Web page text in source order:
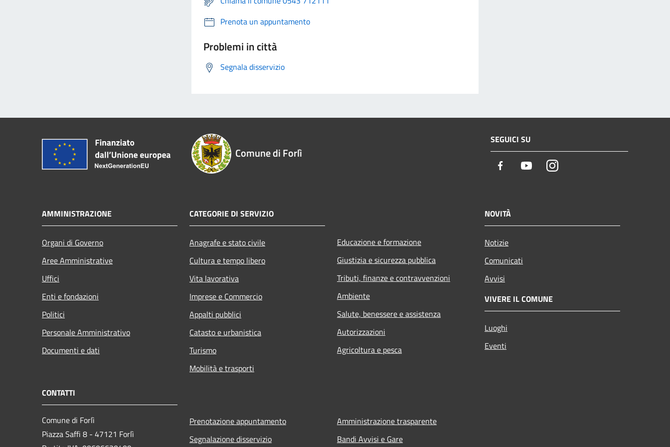
Prenota un appuntamento
Problemi in città
Segnala disservizio
Comune di Forlì
SEGUICI SU
Facebook YoutubeInstagram
AMMINISTRAZIONE
Organi di Governo
Aree Amministrative
Uffici
Enti e fondazioni
Politici
Personale Amministrativo
Documenti e dati
CATEGORIE DI SERVIZIO
Anagrafe e stato civile
Cultura e tempo libero
Vita lavorativa
Imprese e Commercio
Appalti pubblici
Catasto e urbanistica
Turismo
Mobilità e trasporti
Educazione e formazione
Giustizia e sicurezza pubblica
Tributi, finanze e contravvenzioni
Ambiente
Salute, benessere e assistenza
Autorizzazioni
Agricoltura e pesca
NOVITÀ
Notizie
Comunicati
Avvisi
VIVERE IL COMUNE
Luoghi
Eventi
CONTATTI
Comune di Forlì
Piazza Saffi 8 - 47121 Forlì
Prenotazione appuntamento
Segnalazione disservizio
Amministrazione trasparente
Bandi Avvisi e Gare